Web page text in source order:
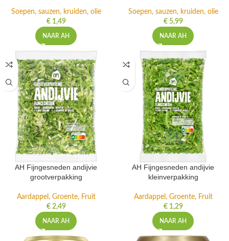
Soepen, sauzen, kruiden, olie
€1,49
NAAR AH
Soepen, sauzen, kruiden, olie
€5,99
NAAR AH
AH Fijngesneden andijvie
grootverpakking
Aardappel, Groente, Fruit
€2,49
NAAR AH
AH Fijngesneden andijvie
kleinverpakking
Aardappel, Groente, Fruit
€1,29
NAAR AH